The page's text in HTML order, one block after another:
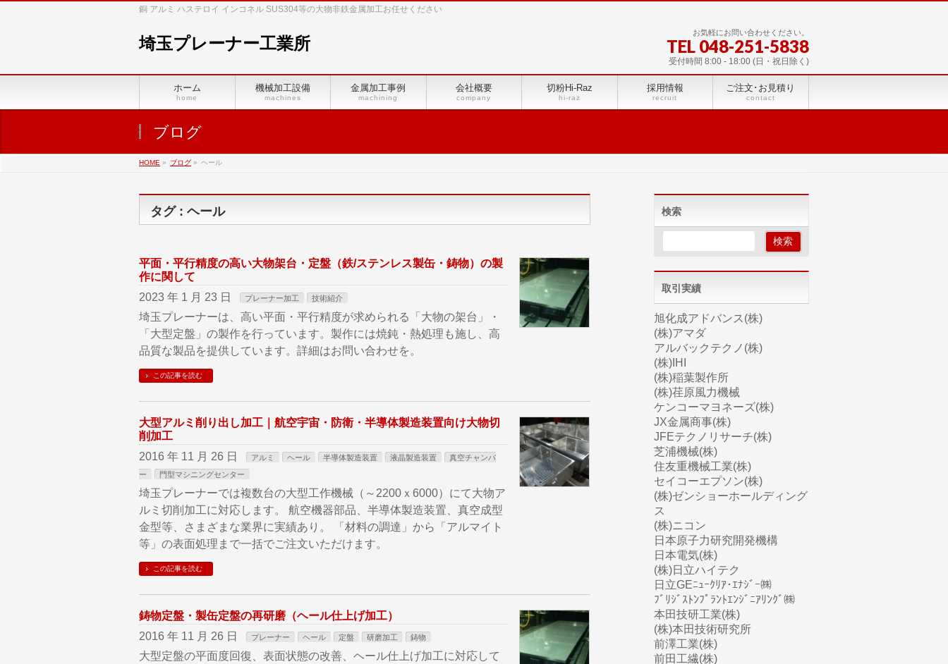
銅 アルミ ハステロイ インコネル SUS304等の大物非鉄金属加工お任せください
埼玉プレーナー工業所
お気軽にお問い合わせください。
TEL 048-251-5838
受付時間 8:00 - 18:00 (日・祝日除く)
ホーム
home
機械加工設備
machines
金属加工事例
machining
会社概要
company
切粉Hi-Raz
hi-raz
採用情報
recruit
ご注文･お見積り
contact
ブログ
HOME » ブログ » ヘール
タグ : ヘール
平面・平行精度の高い大物架台・定盤（鉄/ステンレス製缶・鋳物）の製
作に関して
2023 年 1 月 23 日
プレーナー加工 技術紹介
埼玉プレーナーは、高い平面・平行精度が求められる「大物の架台」・
「大型定盤」の製作を行っています。製作には焼鈍・熱処理も施し、高
品質な製品を提供しています。詳細はお問い合わせを。
この記事を読む
大型アルミ削り出し加工｜航空宇宙・防衛・半導体製造装置向け大物切
削加工
2016 年 11 月 26 日
アルミ ヘール 半導体製造装置 液晶製造装置
真空チャンバ
ー
門型マシニングセンター
埼玉プレーナーでは複数台の大型工作機械（～2200ｘ6000）にて大物ア
ルミ切削加工に対応します。 航空機器部品、半導体製造装置、真空成型
金型等、さまざまな業界に実績あり。 「材料の調達」から「アルマイト
等」の表面処理まで一括でご注文いただけます。
この記事を読む
鋳物定盤・製缶定盤の再研磨（ヘール仕上げ加工）
2016 年 11 月 26 日
プレーナー ヘール 定盤 研磨加工 鋳物
大型定盤の平面度回復、表面状態の改善、ヘール仕上げ加工に対応して
検索
取引実績
旭化成アドバンス(株)
(株)アマダ
アルバックテクノ(株)
(株)IHI
(株)稲葉製作所
(株)荏原風力機械
ケンコーマヨネーズ(株)
JX金属商事(株)
JFEテクノリサーチ(株)
芝浦機械(株)
住友重機械工業(株)
セイコーエプソン(株)
(株)ゼンショーホールディング
ス
(株)ニコン
日本原子力研究開発機構
日本電気(株)
(株)日立ハイテク
日立GEﾆｭｰｸﾘｱ･ｴﾅｼﾞｰ㈱
ﾌﾞﾘｼﾞｽﾄﾝﾌﾟﾗﾝﾄｴﾝｼﾞﾆｱﾘﾝｸﾞ㈱
本田技研工業(株)
(株)本田技術研究所
前澤工業(株)
前田工繊(株)